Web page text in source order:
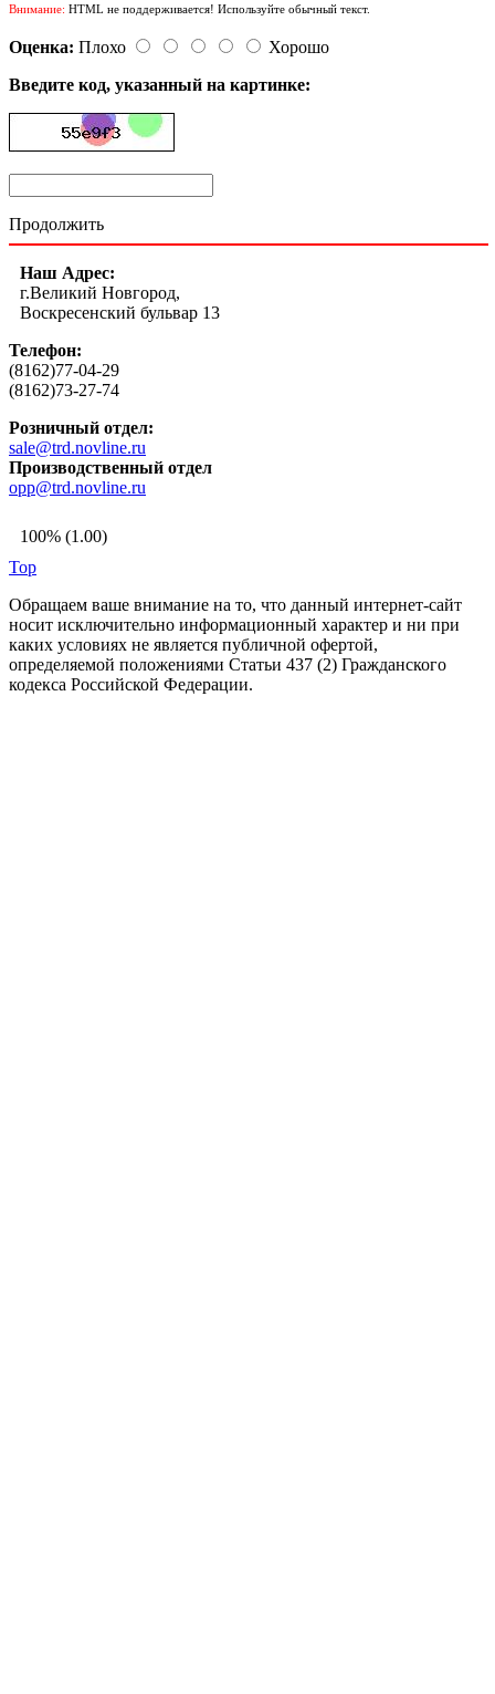
Внимание: HTML не поддерживается! Используйте обычный текст.
Оценка: Плохо
Хорошо
Введите код, указанный на картинке:
Продолжить
Наш Адрес:
г.Великий Новгород,
Воскресенский бульвар 13
Телефон:
(8162)77-04-29
(8162)73-27-74
Розничный отдел:
sale@trd.novline.ru
Производственный отдел
opp@trd.novline.ru
100% (1.00)
Top
Обращаем ваше внимание на то, что данный интернет-сайт
носит исключительно информационный характер и ни при
каких условиях не является публичной офертой,
определяемой положениями Статьи 437 (2) Гражданского
кодекса Российской Федерации.